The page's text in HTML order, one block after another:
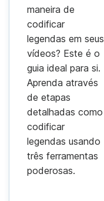
maneira de
codificar
legendas em seus
vídeos? Este é o
guia ideal para si.
Aprenda através
de etapas
detalhadas como
codificar
legendas usando
três ferramentas
poderosas.